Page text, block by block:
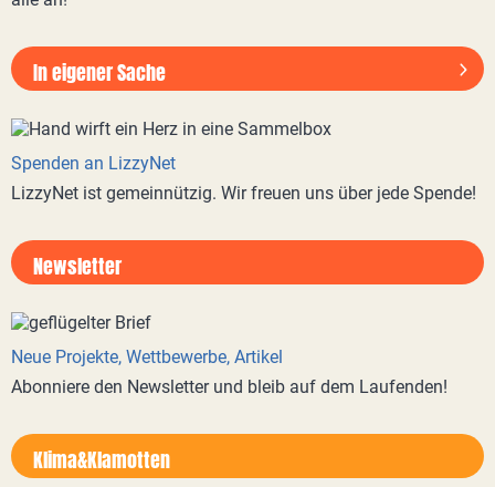
In eigener Sache
Spenden an LizzyNet
LizzyNet ist gemeinnützig. Wir freuen uns über jede Spende!
Newsletter
Neue Projekte, Wettbewerbe, Artikel
Abonniere den Newsletter und bleib auf dem Laufenden!
Klima&Klamotten